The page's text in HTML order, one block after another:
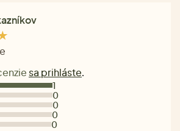
sa prihláste.
1
0
0
0
0